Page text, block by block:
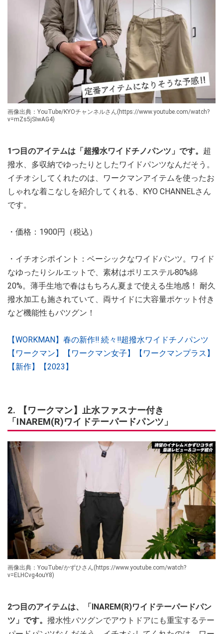
画像出典：YouTube/KYOチャンネルさん(https://www.youtube.com/watch?
v=mZs5jSIwAG4)
1つ目のアイテムは「超撥水ワイドチノパンツ」です。 超
撥水、多収納でゆったりとしたワイドパンツなんだそう。
イチオシしてくれたのは、ワークマンアイテムを使ったお
しゃれな着こなしを紹介してくれる、KYO CHANNELさん
です。
・価格：1900円（税込）
・イチオシポイント：ベーシックなワイドパンツ。ワイド
なゆったりシルエットで、素材はポリエステル80%綿
20%。薄手生地で春はもちろん夏まで使える生地感！ 耐久
撥水加工も施されていて、両サイドに大容量ポケット付き
など機能性もバツグン！
【WORKMAN】春の新作‼︎ 続々‼︎超撥水ワイドチノパンツ
【ワークマン】【ワークマン女子】【ワークマンプラス】
【新作】【2023】
2. 【ワークマン】止水ファスナー付き
「INAREM(R)ワイドテーパードパンツ」
画像出典：YouTube/かずひさん(https://www.youtube.com/watch?
v=ELHCvg4ouY8)
2つ目のアイテムは、「INAREM(R)ワイドテーパードパン
ツ」です。 撥水性バツグンでアウトドアにも重宝するテー